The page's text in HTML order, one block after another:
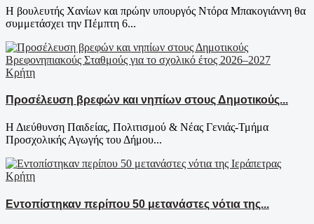
Η βουλευτής Χανίων και πρώην υπουργός Ντόρα Μπακογιάννη θα
συμμετάσχει την Πέμπτη 6...
Κρήτη
Προσέλευση βρεφών και νηπίων στους Δημοτικούς...
Η Διεύθυνση Παιδείας, Πολιτισμού & Νέας Γενιάς-Τμήμα
Προσχολικής Αγωγής του Δήμου...
Κρήτη
Εντοπίστηκαν περίπου 50 μετανάστες νότια της...